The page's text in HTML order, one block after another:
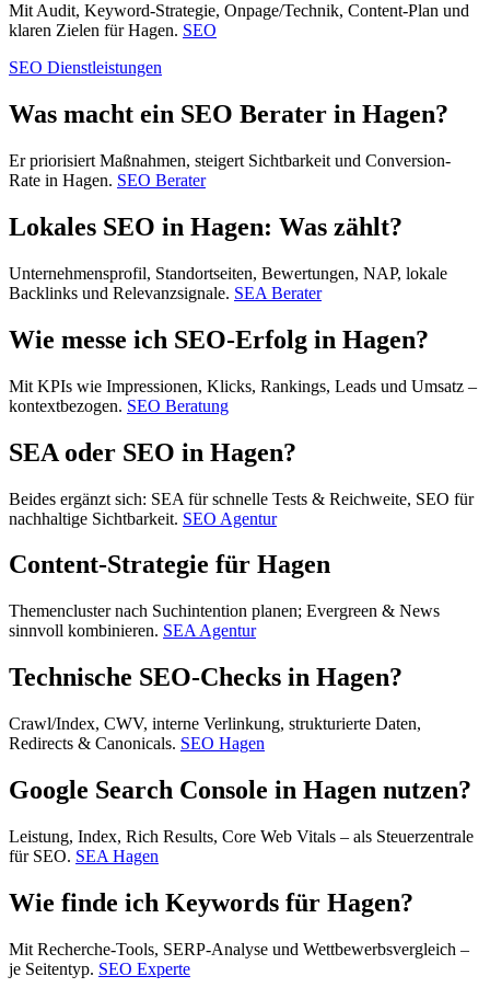
Mit Audit, Keyword-Strategie, Onpage/Technik, Content-Plan und
klaren Zielen für Hagen. SEO
SEO Dienstleistungen
Was macht ein SEO Berater in Hagen?
Er priorisiert Maßnahmen, steigert Sichtbarkeit und Conversion-
Rate in Hagen. SEO Berater
Lokales SEO in Hagen: Was zählt?
Unternehmensprofil, Standortseiten, Bewertungen, NAP, lokale
Backlinks und Relevanzsignale. SEA Berater
Wie messe ich SEO-Erfolg in Hagen?
Mit KPIs wie Impressionen, Klicks, Rankings, Leads und Umsatz –
kontextbezogen. SEO Beratung
SEA oder SEO in Hagen?
Beides ergänzt sich: SEA für schnelle Tests & Reichweite, SEO für
nachhaltige Sichtbarkeit. SEO Agentur
Content-Strategie für Hagen
Themencluster nach Suchintention planen; Evergreen & News
sinnvoll kombinieren. SEA Agentur
Technische SEO-Checks in Hagen?
Crawl/Index, CWV, interne Verlinkung, strukturierte Daten,
Redirects & Canonicals. SEO Hagen
Google Search Console in Hagen nutzen?
Leistung, Index, Rich Results, Core Web Vitals – als Steuerzentrale
für SEO. SEA Hagen
Wie finde ich Keywords für Hagen?
Mit Recherche-Tools, SERP-Analyse und Wettbewerbsvergleich –
je Seitentyp. SEO Experte